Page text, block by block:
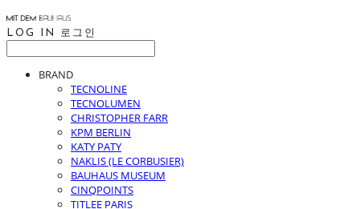
LOG IN 로그인
BRAND
TECNOLINE
TECNOLUMEN
CHRISTOPHER FARR
KPM BERLIN
KATY PATY
NAKLIS (LE CORBUSIER)
BAUHAUS MUSEUM
CINQPOINTS
TITLEE PARIS